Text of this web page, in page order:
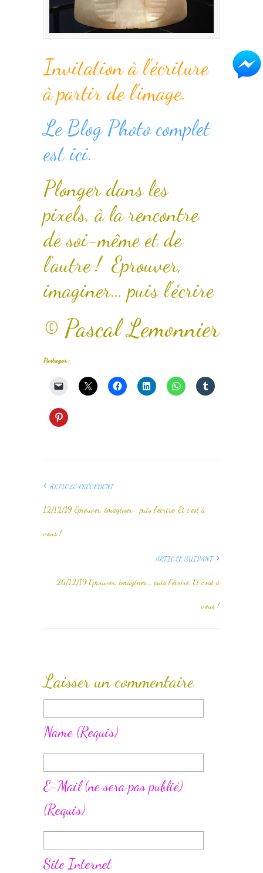
Invitation à l’écriture
à partir de l’image.
Le Blog Photo complet
est ici.
Plonger dans les
pixels, à la rencontre
de soi-même et de
l’autre ! Eprouver,
imaginer… puis l’écrire
© Pascal Lemonnier
Partager :
ARTICLE PRÉCÉDENT
12/12/19 Eprouver, imaginer... puis l'écrire. Et c'est à
vous !
ARTICLE SUIVANT
26/12/19 Eprouver, imaginer... puis l'écrire. Et c'est à
vous !
Laisser un commentaire
Name (requis)
E-Mail(ne sera pas publié)
(requis)
Site Internet